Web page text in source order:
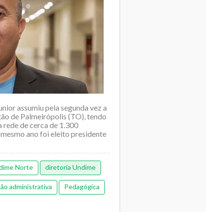
assumiu pela segunda vez a
de Palmeirópolis (TO), tendo
de cerca de 1.300
ano foi eleito presidente
Norte diretoria Undime
administrativa Pedagógica